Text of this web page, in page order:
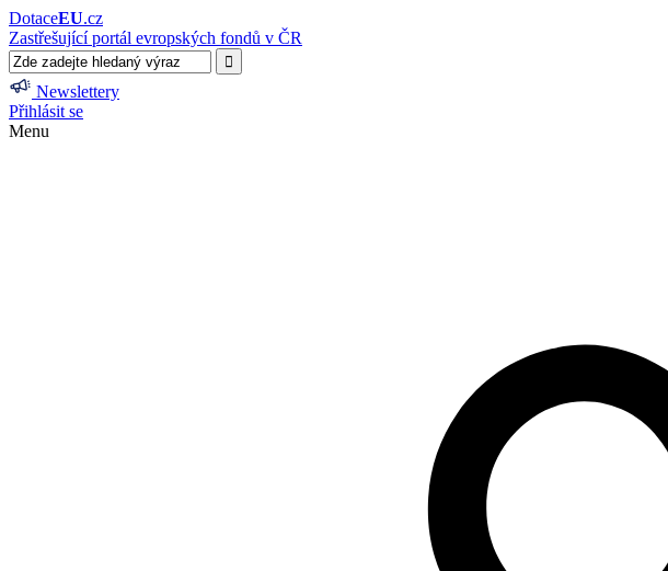
DotaceEU.cz
Zastřešující portál evropských fondů v ČR
Newslettery
Přihlásit se
Menu